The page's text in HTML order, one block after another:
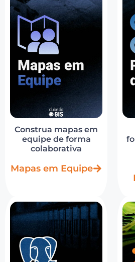
Construa mapas em
equipe de forma
colaborativa
Mapas em Equipe